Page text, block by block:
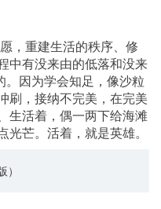
，重建生活的秩序、修
中有没来由的低落和没来
。因为学会知足，像沙粒
刷，接纳不完美，在完美
生活着，偶一两下给海滩
芒。活着，就是英雄。